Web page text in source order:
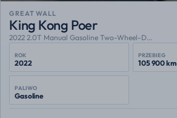
GREAT WALL
King Kong Poer
2022 2.0T Manual Gasoline Two-Wheel-D...
ROK
2022
PRZEBIEG
105 900 km
PALIWO
Gasoline